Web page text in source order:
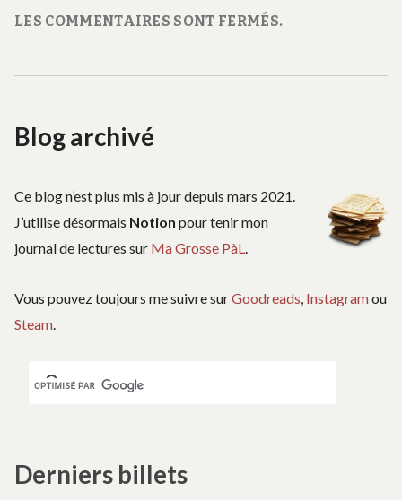
LES COMMENTAIRES SONT FERMÉS.
Blog archivé
Ce blog n’est plus mis à jour depuis mars 2021.
J’utilise désormais Notion pour tenir mon
journal de lectures sur Ma Grosse PàL.
Vous pouvez toujours me suivre surGoodreads, Instagramou
Steam.
Derniers billets